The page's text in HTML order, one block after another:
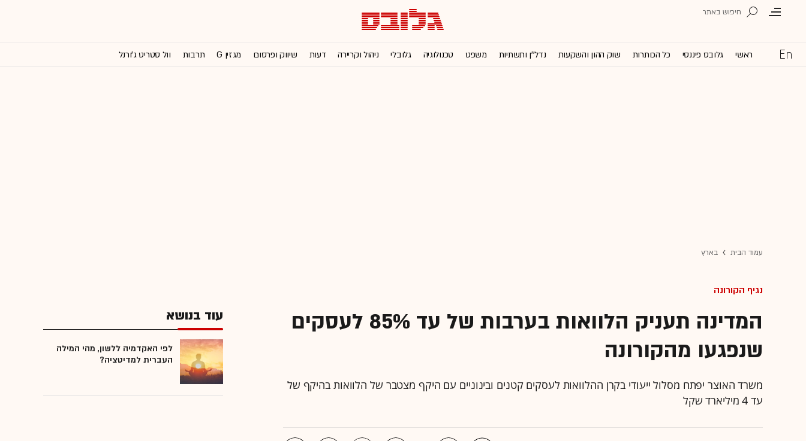
ראשי גלובס פיננסי כל הכותרות שוק ההון והשקעות נדל''ן ותשתיות משפט טכנולוגיה גלובלי ניהול וקריירה דעות שיווק ופרסום מגזין G תרבות וול סטריט ג'ורנל
עמוד הבית בארץ
נגיף הקורונה
המדינה תעניק הלוואות בערבות של עד 85% לעסקים
שנפגעו מהקורונה
משרד האוצר יפתח מסלול ייעודי בקרן ההלוואות לעסקים קטנים ובינוניים עם היקף מצטבר של הלוואות בהיקף של
עד 4 מיליארד שקל
עוד בנושא
לפי האקדמיה ללשון, מהי המילה
העברית למדיטציה?